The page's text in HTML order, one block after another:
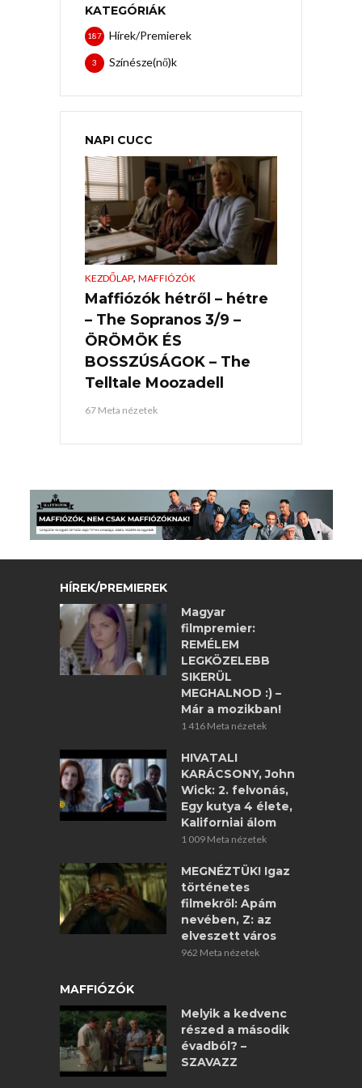
KATEGÓRIÁK
Hírek/Premierek
187
Színésze(nő)k
3
NAPI CUCC
KEZDŐLAP, MAFFIÓZÓK
Maffiózók hétről – hétre
– The Sopranos 3/9 –
ÖRÖMÖK ÉS
BOSSZÚSÁGOK – The
Telltale Moozadell
67 Meta nézetek
HÍREK/PREMIEREK
Magyar
filmpremier:
REMÉLEM
LEGKÖZELEBB
SIKERÜL
MEGHALNOD :) –
Már a mozikban!
1 416 Meta nézetek
HIVATALI
KARÁCSONY, John
Wick: 2. felvonás,
Egy kutya 4 élete,
Kaliforniai álom
1 009 Meta nézetek
MEGNÉZTÜK! Igaz
történetes
filmekről: Apám
nevében, Z: az
elveszett város
962 Meta nézetek
MAFFIÓZÓK
Melyik a kedvenc
részed a második
évadból? –
SZAVAZZ